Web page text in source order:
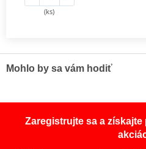
(ks)
Mohlo by sa vám hodiť
Zaregistrujte sa a